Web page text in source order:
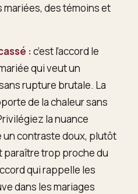
des témoins et
:c’est l’accord le
qui veut un
rupture brutale. La
de la chaleur sans
la nuance
un contraste doux, plutôt
paraître trop proche du
qui rappelle les
dans les mariages